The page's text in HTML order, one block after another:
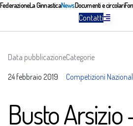
FederazioneLa GinnasticaNewsDocumenti e circolari
Contatti
Data pubblicazione
24 febbraio 2019
Categorie
Competizioni
Busto Arsizio